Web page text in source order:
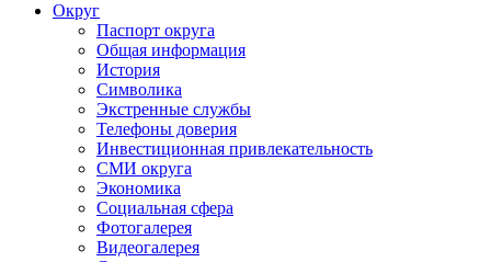
Округ
Паспорт округа
Общая информация
История
Символика
Экстренные службы
Телефоны доверия
Инвестиционная привлекательность
СМИ округа
Экономика
Социальная сфера
Фотогалерея
Видеогалерея